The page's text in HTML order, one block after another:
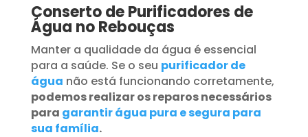
Conserto de Purificadores de
Água no Rebouças
Manter a qualidade da água é essencial
para a saúde. Se o seu purificador de
água não está funcionando corretamente,
podemos realizar os reparos necessários
para garantir água pura e segura para
sua família.